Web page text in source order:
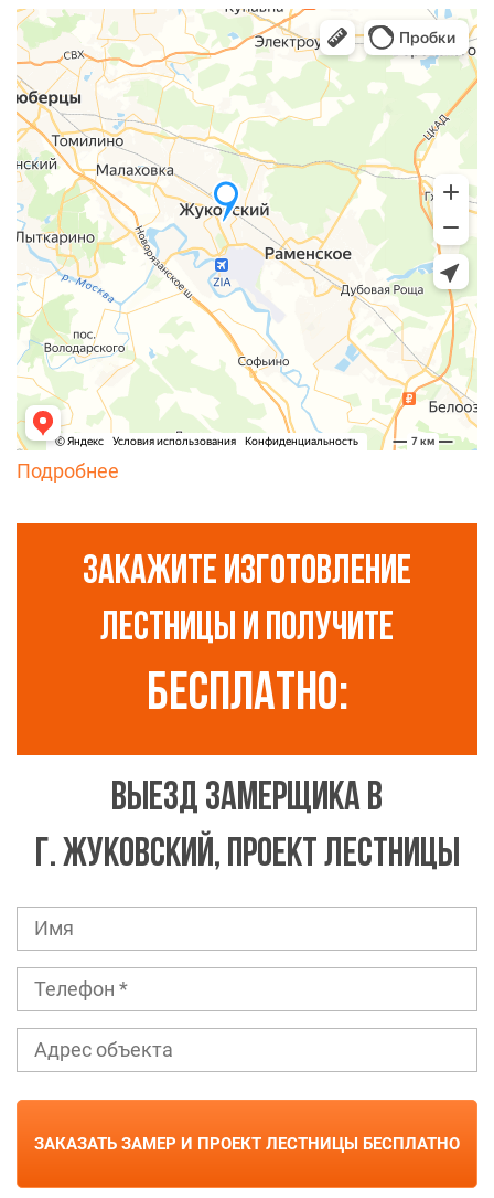
Подробнее
ЗАКАЖИТЕ ИЗГОТОВЛЕНИЕ
ЛЕСТНИЦЫ И ПОЛУЧИТЕ
Бесплатно:
ВЫЕЗД ЗАМЕРЩИКА В
Г. ЖУКОВСКИЙ, ПРОЕКТ ЛЕСТНИЦЫ